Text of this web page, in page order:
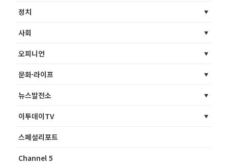
정치
사회
오피니언
문화·라이프
뉴스발전소
이투데이TV
스페셜리포트
Channel 5